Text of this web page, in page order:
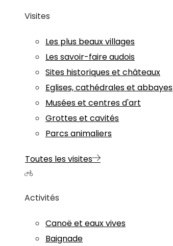
Visites
Les plus beaux villages
Les savoir-faire audois
Sites historiques et châteaux
Eglises, cathédrales et abbayes
Musées et centres d'art
Grottes et cavités
Parcs animaliers
Toutes les visites
Activités
Canoë et eaux vives
Baignade